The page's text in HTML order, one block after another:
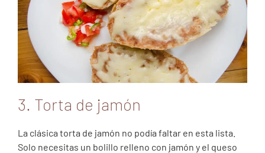
3. Torta de jamón
La clásica torta de jamón no podía faltar en esta lista.
Solo necesitas un bolillo relleno con jamón y el queso